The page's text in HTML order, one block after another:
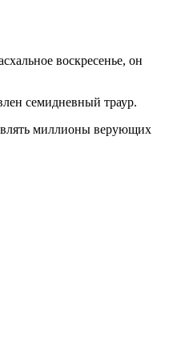
воскресенье, он
семидневный траур.
миллионы верующих